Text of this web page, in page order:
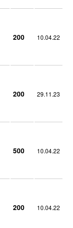
200 10.04.22
200 29.11.23
500 10.04.22
200 10.04.22